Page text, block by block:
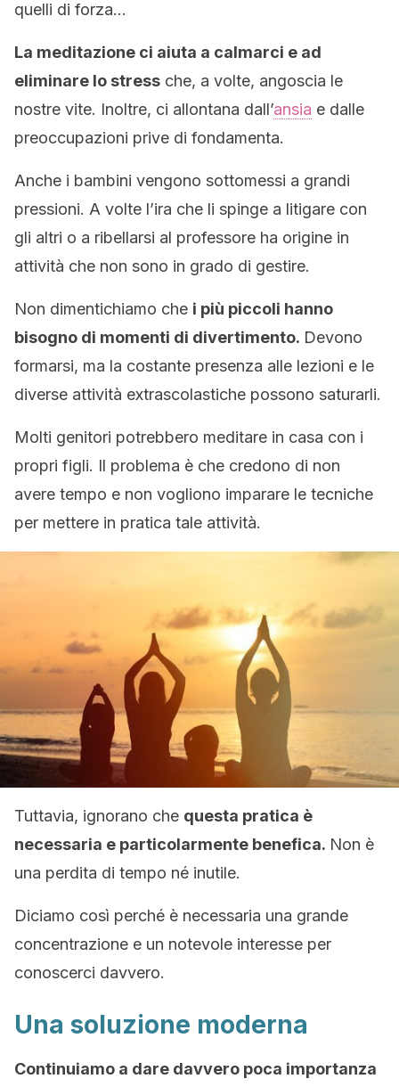
quelli di forza…
La meditazione ci aiuta a calmarci e ad
eliminare lo stress che, a volte, angoscia le
nostre vite. Inoltre, ci allontana dall’ansia e dalle
preoccupazioni prive di fondamenta.
Anche i bambini vengono sottomessi a grandi
pressioni. A volte l’ira che li spinge a litigare con
gli altri o a ribellarsi al professore ha origine in
attività che non sono in grado di gestire.
Non dimentichiamo che i più piccoli hanno
bisogno di momenti di divertimento. Devono
formarsi, ma la costante presenza alle lezioni e le
diverse attività extrascolastiche possono saturarli.
Molti genitori potrebbero meditare in casa con i
propri figli. Il problema è che credono di non
avere tempo e non vogliono imparare le tecniche
per mettere in pratica tale attività.
Tuttavia, ignorano che questa pratica è
necessaria e particolarmente benefica. Non è
una perdita di tempo né inutile.
Diciamo così perché è necessaria una grande
concentrazione e un notevole interesse per
conoscerci davvero.
Una soluzione moderna
Continuiamo a dare davvero poca importanza